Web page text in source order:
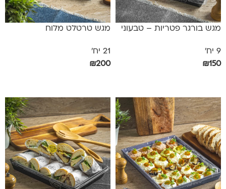
מגש בורגר פטריות – טבעוני
9 יח'
₪150
מגש טרטלט מלוח
21 יח'
₪200